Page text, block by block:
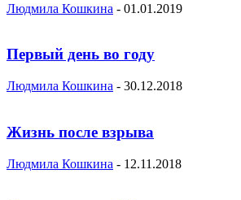
Людмила Кошкина - 01.01.2019
Первый день во году
Людмила Кошкина - 30.12.2018
Жизнь после взрыва
Людмила Кошкина - 12.11.2018